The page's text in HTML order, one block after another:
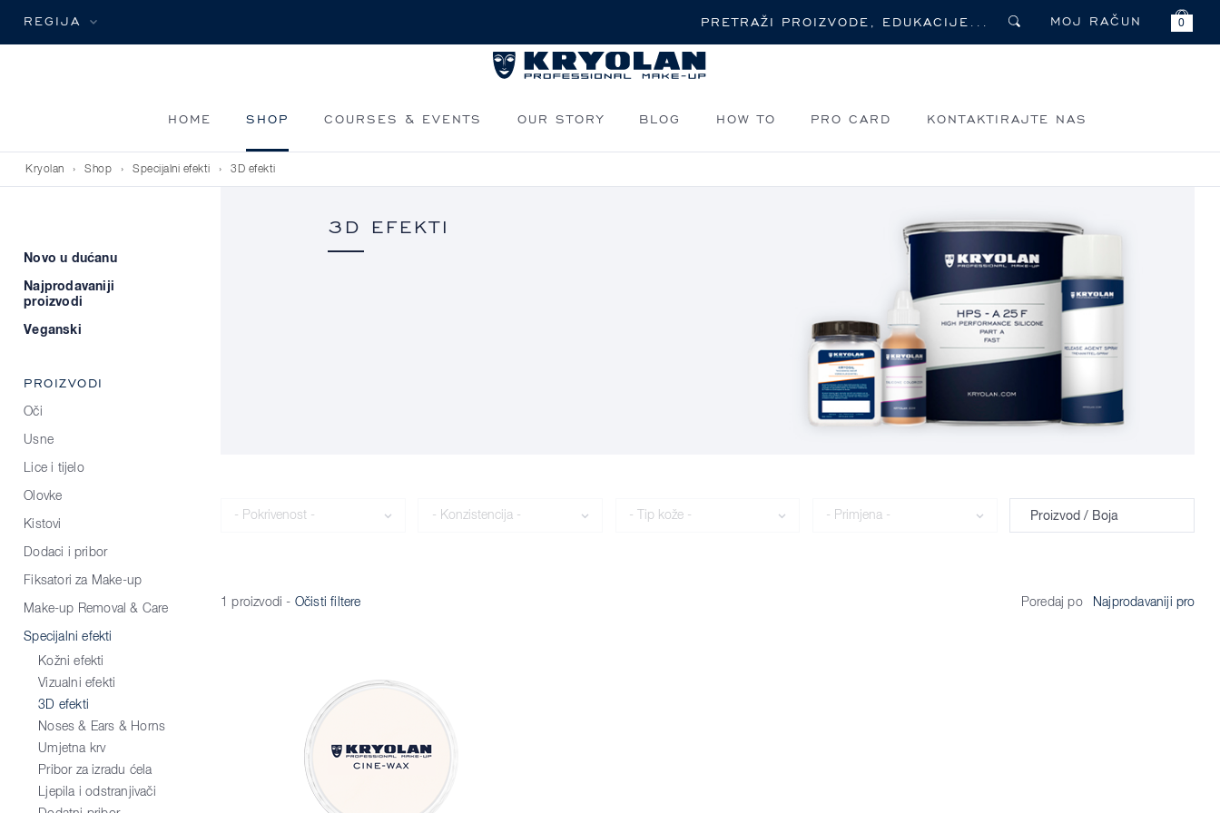
REGIJA MOJ RAČUN 0
HOME SHOP COURSES & EVENTS OUR STORY BLOG HOW TO PRO CARD KONTAKTIRAJTE NAS
Kryolan › Shop › Specijalni efekti › 3D efekti
Novo u dućanu
Najprodavaniji
proizvodi
Veganski
PROIZVODI
Oči
Usne
Lice i tijelo
Olovke
Kistovi
Dodaci i pribor
Fiksatori za Make-up
Make-up Removal & Care
Specijalni efekti
Kožni efekti
Vizualni efekti
3D efekti
Noses & Ears & Horns
Umjetna krv
Pribor za izradu ćela
Ljepila i odstranjivači
3D EFEKTI
Pokrivenost Konzistencija Tip kože Primjena Proizvod / Boja
1 proizvodi - Očisti filtere Poredaj po